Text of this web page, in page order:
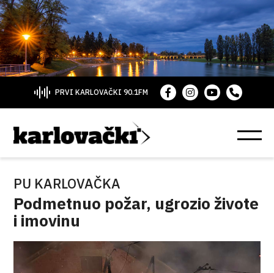
PRVI KARLOVAČKI 90.1FM
PU KARLOVAČKA
Podmetnuo požar, ugrozio živote
i imovinu